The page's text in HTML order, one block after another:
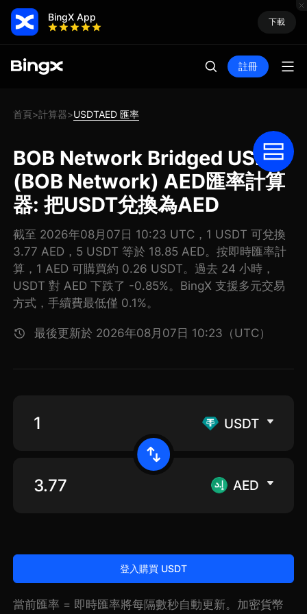
BingX App 下載
註冊
首頁>計算器>USDTAED 匯率
BOB Network Bridged USDT
(BOB Network) AED匯率計算
器: 把USDT兌換為AED
截至 2026年08月07日 10:23 UTC，1 USDT 可兌換
3.77 AED，5 USDT 等於 18.85 AED。按即時匯率計
算，1 AED 可購買約 0.26 USDT。過去 24 小時，
USDT 對 AED 下跌了 -0.85%。BingX 支援多元交易
方式，手續費最低僅 0.1%。
最後更新於 2026年08月07日 10:23（UTC）
USDT
AED
登入購買 USDT
當前匯率 = 即時匯率將每隔數秒自動更新。加密貨幣